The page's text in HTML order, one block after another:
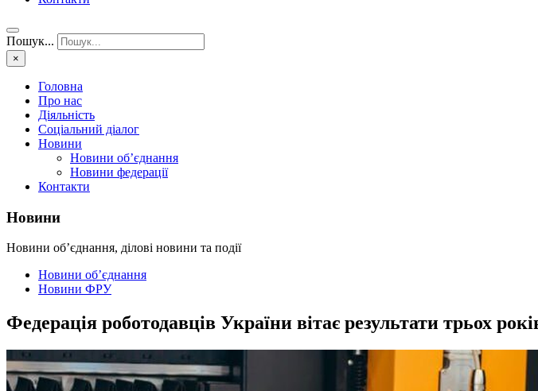
Пошук...
×
Головна
Про нас
Діяльність
Соціальний діалог
Новини
Новини об’єднання
Новини федерації
Контакти
Новини
Новини об’єднання, ділові новини та події
Новини об’єднання
Новини ФРУ
Федерація роботодавців України вітає результати трьох